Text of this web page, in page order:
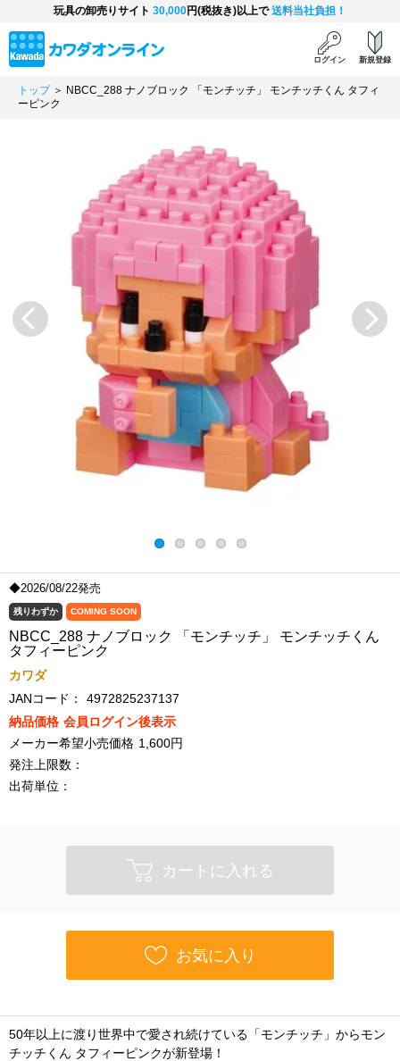
玩具の卸売りサイト 30,000円(税抜き)以上で送料当社負担！
ログイン 新規登録
トップ＞ NBCC_288 ナノブロック 「モンチッチ」 モンチッチくん タフィ
ーピンク
◆2026/08/22発売
残りわずか COMING SOON
NBCC_288 ナノブロック 「モンチッチ」 モンチッチくん
タフィーピンク
カワダ
JANコード：
4972825237137
納品価格 会員ログイン後表示
メーカー希望小売価格 1,600円
発注上限数：
出荷単位：
カートに入れる
お気に入り
50年以上に渡り世界中で愛され続けている「モンチッチ」からモン
チッチくん タフィーピンクが新登場！